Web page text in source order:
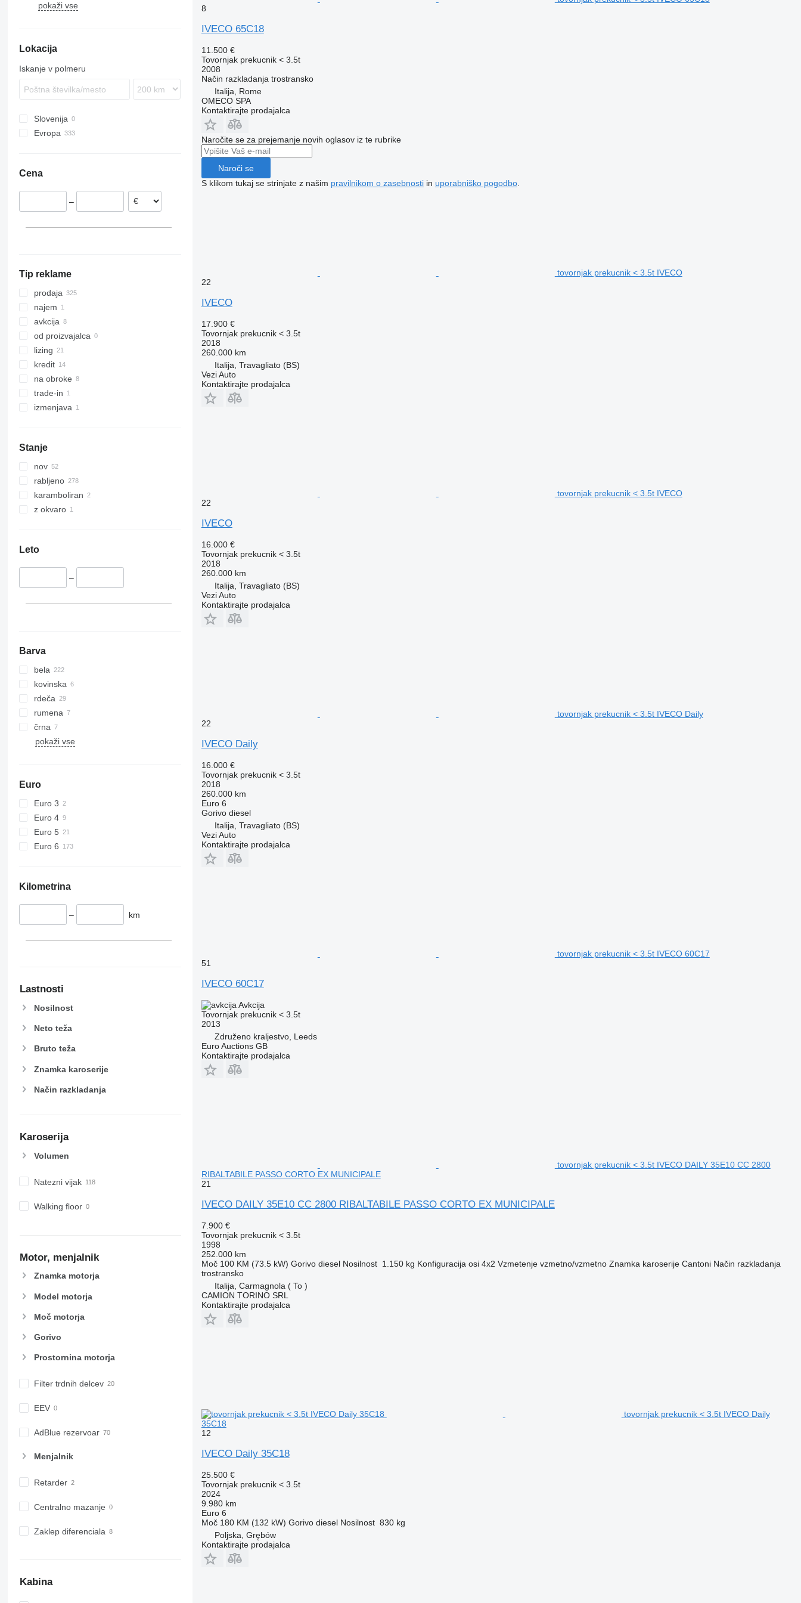
pokaži vse
Lokacija
Iskanje v polmeru
Slovenija
Evropa
Italija
Romunija
Cena
–
Tip reklame
prodaja
najem
avkcija
od proizvajalca
lizing
kredit
na obroke
trade-in
izmenjava
Stanje
nov
rabljeno
karamboliran
z okvaro
Leto
–
Barva
bela
kovinska
rdeča
rumena
črna
pokaži vse
Euro
Euro 3
Euro 4
Euro 5
Euro 6
Kilometrina
– km
Lastnosti
Nosilnost
Neto teža
Bruto teža
Znamka karoserije
Način razkladanja
Karoserija
Volumen
Natezni vijak
Walking floor
Motor, menjalnik
Znamka motorja
Model motorja
Moč motorja
Gorivo
Prostornina motorja
Filter trdnih delcev
EEV
AdBlue rezervoar
Menjalnik
Retarder
Centralno mazanje
Zaklep diferenciala
Kabina
8
IVECO 65C18
11.500 €
Tovornjak prekucnik < 3.5t
2008
Način razkladanja trostransko
Italija, Rome
OMECO SPA
Kontaktirajte prodajalca
Naročite se za prejemanje novih oglasov iz te rubrike
Naroči se
S klikom tukaj se strinjate z našim pravilnikom o zasebnostiin uporabniško pogodbo.
tovornjak prekucnik < 3.5t IVECO
22
IVECO
17.900 €
Tovornjak prekucnik < 3.5t
2018
260.000 km
Italija, Travagliato (BS)
Vezi Auto
Kontaktirajte prodajalca
tovornjak prekucnik < 3.5t IVECO
22
IVECO
16.000 €
Tovornjak prekucnik < 3.5t
2018
260.000 km
Italija, Travagliato (BS)
Vezi Auto
Kontaktirajte prodajalca
tovornjak prekucnik < 3.5t IVECO Daily
22
IVECO Daily
16.000 €
Tovornjak prekucnik < 3.5t
2018
260.000 km
Euro 6
Gorivo diesel
Italija, Travagliato (BS)
Vezi Auto
Kontaktirajte prodajalca
tovornjak prekucnik < 3.5t IVECO 60C17
51
IVECO 60C17
Avkcija
Tovornjak prekucnik < 3.5t
2013
Združeno kraljestvo, Leeds
Euro Auctions GB
Kontaktirajte prodajalca
tovornjak prekucnik < 3.5t IVECO DAILY 35E10 CC 2800
RIBALTABILE PASSO CORTO EX MUNICIPALE
21
IVECO DAILY 35E10 CC 2800 RIBALTABILE PASSO CORTO EX MUNICIPALE
7.900 €
Tovornjak prekucnik < 3.5t
1998
252.000 km
Moč 100 KM (73.5 kW) Gorivo diesel Nosilnost 1.150 kg Konfiguracija osi 4x2 Vzmetenje vzmetno/vzmetno Znamka karoserije Cantoni Način razkladanja
trostransko
Italija, Carmagnola ( To )
CAMION TORINO SRL
Kontaktirajte prodajalca
tovornjak prekucnik < 3.5t IVECO Daily
35C18
12
IVECO Daily 35C18
25.500 €
Tovornjak prekucnik < 3.5t
2024
9.980 km
Euro 6
Moč 180 KM (132 kW) Gorivo diesel Nosilnost 830 kg
Poljska, Grębów
Kontaktirajte prodajalca